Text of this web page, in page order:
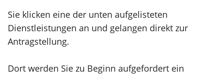
Sie klicken eine der unten aufgelisteten
Dienstleistungen an und gelangen direkt zur
Antragstellung.
Dort werden Sie zu Beginn aufgefordert ein